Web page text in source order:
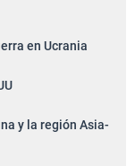
en Ucrania
y la región Asia-